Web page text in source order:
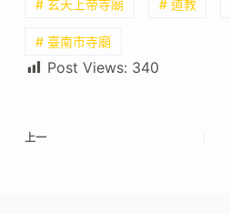
# 玄天上帝寺廟 # 道教
# 臺南市寺廟
Post Views: 340
上一